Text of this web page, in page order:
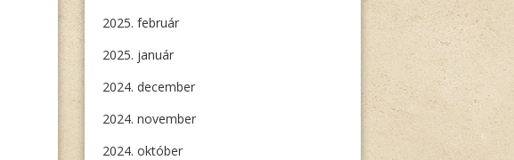
2025. február
2025. január
2024. december
2024. november
2024. október